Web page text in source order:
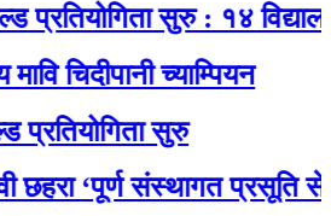
सुरु : १४ विद्यालयकाे
च्याम्पियन
सुरु
‘पूर्ण संस्थागत प्रसूति